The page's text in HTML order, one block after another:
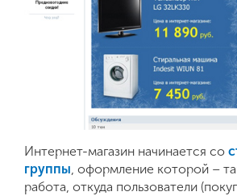
Интернет-магазин начинается со
группы, оформление которой –
работа, откуда пользователи